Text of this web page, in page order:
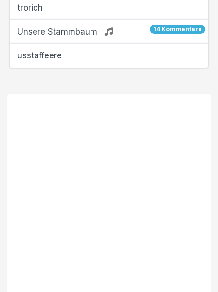
trorich
14 Kommentare
Unsere Stammbaum
usstaffeere